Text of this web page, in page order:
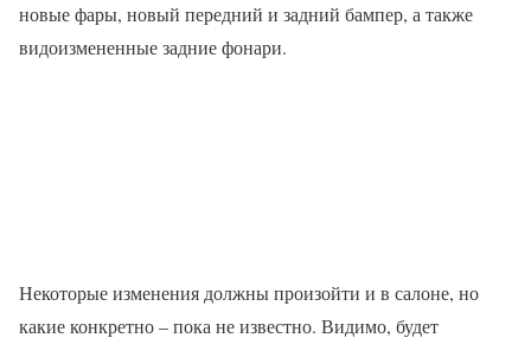
новые фары, новый передний и задний бампер, а также
видоизмененные задние фонари.
Некоторые изменения должны произойти и в салоне, но
какие конкретно – пока не известно. Видимо, будет